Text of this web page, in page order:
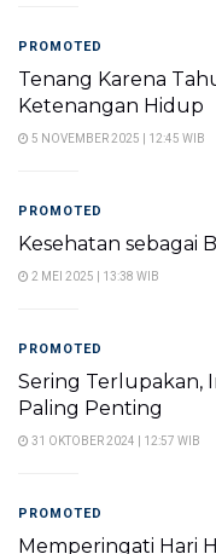
PROMOTED
Tenang Karena
Ketenangan Hidup
5 NOVEMBER 2025 | 12:45 WIB
PROMOTED
Kesehatan sebagai
2 MEI 2025 | 13:38 WIB
PROMOTED
Sering Terlupakan,
Paling Penting
31 OKTOBER 2024 | 12:57 WIB
PROMOTED
Memperingati Hari